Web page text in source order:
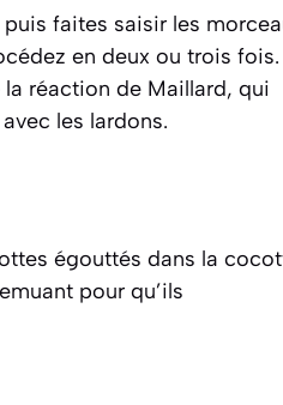
faites saisir les
en deux ou trois fois.
réaction de Maillard, qui
les lardons.
égouttés dans la
pour qu’ils